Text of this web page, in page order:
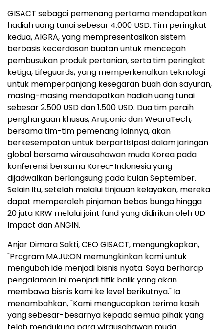
GISACT sebagai pemenang pertama mendapatkan
hadiah uang tunai sebesar 4.000 USD. Tim peringkat
kedua, AIGRA, yang mempresentasikan sistem
berbasis kecerdasan buatan untuk mencegah
pembusukan produk pertanian, serta tim peringkat
ketiga, Lifeguards, yang memperkenalkan teknologi
untuk memperpanjang kesegaran buah dan sayuran,
masing-masing mendapatkan hadiah uang tunai
sebesar 2.500 USD dan 1.500 USD. Dua tim peraih
penghargaan khusus, Aruponic dan WearaTech,
bersama tim-tim pemenang lainnya, akan
berkesempatan untuk berpartisipasi dalam jaringan
global bersama wirausahawan muda Korea pada
konferensi bersama Korea-Indonesia yang
dijadwalkan berlangsung pada bulan September.
Selain itu, setelah melalui tinjauan kelayakan, mereka
dapat memperoleh pinjaman bebas bunga hingga
20 juta KRW melalui joint fund yang didirikan oleh UD
Impact dan ANGIN.
Anjar Dimara Sakti, CEO GISACT, mengungkapkan,
"Program MAJU:ON memungkinkan kami untuk
mengubah ide menjadi bisnis nyata. Saya berharap
pengalaman ini menjadi titik balik yang akan
membawa bisnis kami ke level berikutnya." Ia
menambahkan, "Kami mengucapkan terima kasih
yang sebesar-besarnya kepada semua pihak yang
telah mendukung para wirausahawan muda